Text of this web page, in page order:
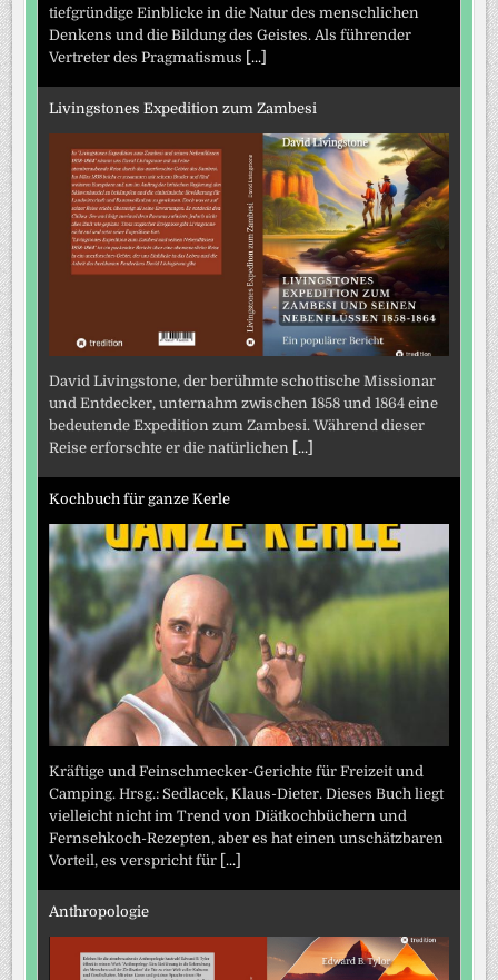
tiefgründige Einblicke in die Natur des menschlichen
Denkens und die Bildung des Geistes. Als führender
Vertreter des Pragmatismus [...]
Livingstones Expedition zum Zambesi
David Livingstone, der berühmte schottische Missionar
und Entdecker, unternahm zwischen 1858 und 1864 eine
bedeutende Expedition zum Zambesi. Während dieser
Reise erforschte er die natürlichen [...]
Kochbuch für ganze Kerle
Kräftige und Feinschmecker-Gerichte für Freizeit und
Camping. Hrsg.: Sedlacek, Klaus-Dieter. Dieses Buch liegt
vielleicht nicht im Trend von Diätkochbüchern und
Fernsehkoch-Rezepten, aber es hat einen unschätzbaren
Vorteil, es verspricht für [...]
Anthropologie